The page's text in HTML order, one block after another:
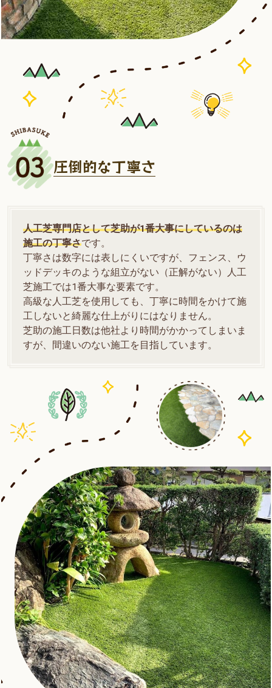
圧倒的な丁寧さ
人工芝専門店として芝助が1番大事にしているのは
施工の丁寧さです。
丁寧さは数字には表しにくいですが、フェンス、ウ
ッドデッキのような組立がない（正解がない）人工
芝施工では1番大事な要素です。
高級な人工芝を使用しても、丁寧に時間をかけて施
工しないと綺麗な仕上がりにはなりません。
芝助の施工日数は他社より時間がかかってしまいま
すが、間違いのない施工を目指しています。